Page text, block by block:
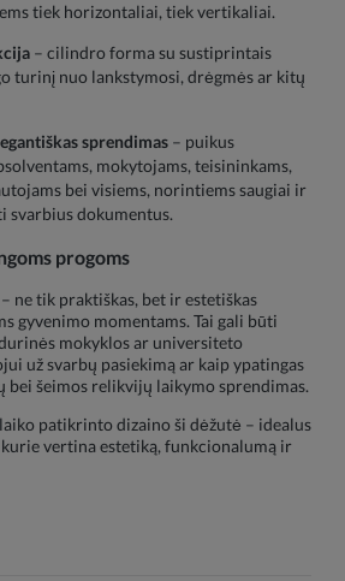
tiek horizontaliai, tiek vertikaliai.
– cilindro forma su sustiprintais
turinį nuo lankstymosi, drėgmės ar kitų
sprendimas – puikus
mokytojams, teisininkams,
bei visiems, norintiems saugiai ir
svarbius dokumentus.
progoms
ne tik praktiškas, bet ir estetiškas
gyvenimo momentams. Tai gali būti
mokyklos ar universiteto
už svarbų pasiekimą ar kaip ypatingas
bei šeimos relikvijų laikymo sprendimas.
patikrinto dizaino ši dėžutė – idealus
vertina estetiką, funkcionalumą ir